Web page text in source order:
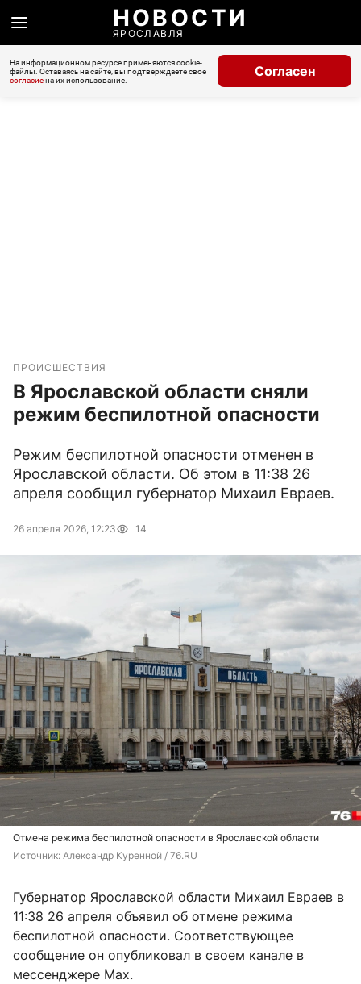
НОВОСТИ
ЯРОСЛАВЛЯ
На информационном ресурсе применяются cookie-
файлы. Оставаясь на сайте, вы подтверждаете свое
согласиена их использование.
Согласен
ПРОИСШЕСТВИЯ
В Ярославской области сняли
режим беспилотной опасности
Режим беспилотной опасности отменен в
Ярославской области. Об этом в 11:38 26
апреля сообщил губернатор Михаил Евраев.
26 апреля 2026, 12:23 14
Отмена режима беспилотной опасности в Ярославской области
Источник: Александр Куренной / 76.RU
Губернатор Ярославской области Михаил Евраев в
11:38 26 апреля объявил об отмене режима
беспилотной опасности. Соответствующее
сообщение он опубликовал в своем канале в
мессенджере Max.